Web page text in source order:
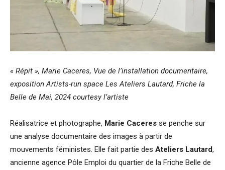
« Répit », Marie Caceres, Vue de l’installation documentaire,
exposition Artists-run space Les Ateliers Lautard, Friche la
Belle de Mai, 2024 courtesy l’artiste
Réalisatrice et photographe, Marie Caceres se penche sur
une analyse documentaire des images à partir de
mouvements féministes. Elle fait partie des Ateliers Lautard,
ancienne agence Pôle Emploi du quartier de la Friche Belle de